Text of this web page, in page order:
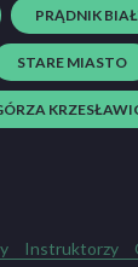
PRĄDNIK
STARE MIASTO
Instruktorzy